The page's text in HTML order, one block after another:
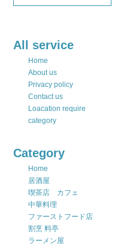
All service
Home
About us
Privacy policy
Contact us
Loacation require
category
Category
Home
居酒屋
喫茶店 カフェ
中華料理
ファーストフード店
割烹 料亭
ラーメン屋